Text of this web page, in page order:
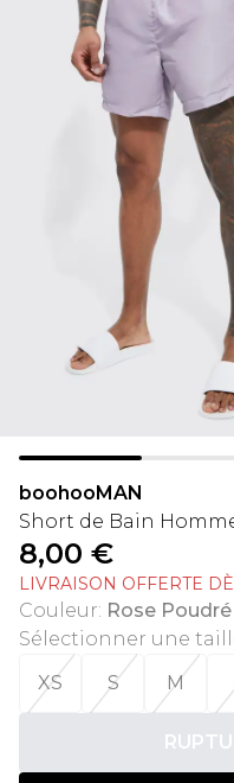
boohooMAN
Short de Bain
8,00 €
LIVRAISON OFFERTE
Couleur: Rose Poudré
Sélectionner une
XS
S M